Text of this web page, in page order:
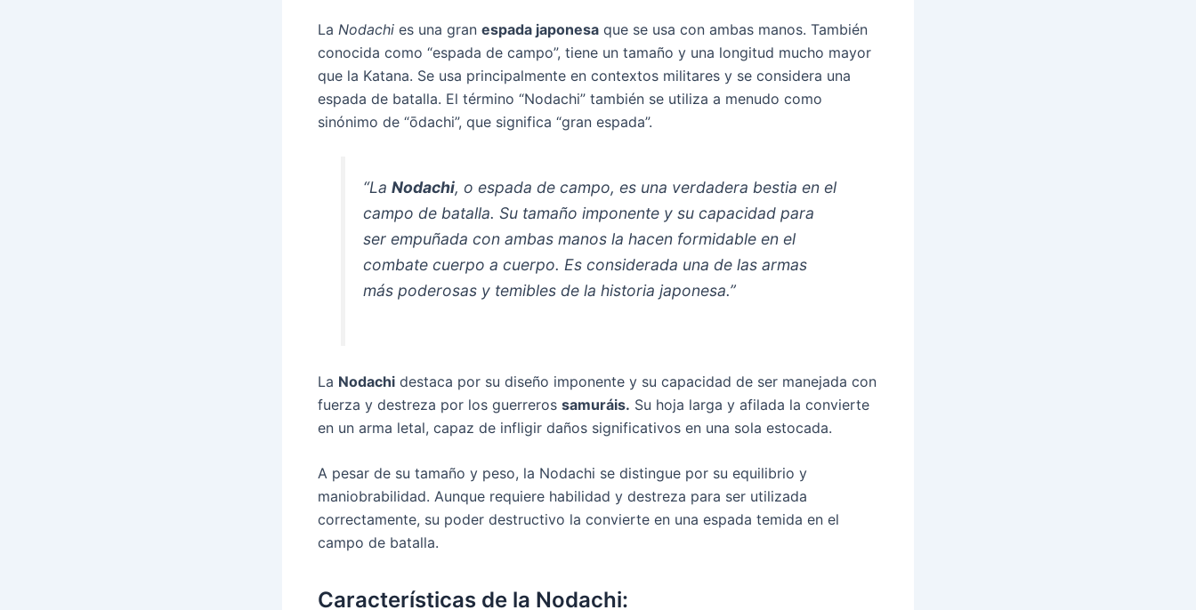
La Nodachi es una gran espada japonesa que se usa con ambas manos. También
conocida como “espada de campo”, tiene un tamaño y una longitud mucho mayor
que la Katana. Se usa principalmente en contextos militares y se considera una
espada de batalla. El término “Nodachi” también se utiliza a menudo como
sinónimo de “ōdachi”, que significa “gran espada”.
“LaNodachi, o espada de campo, es una verdadera bestia en el
campo de batalla. Su tamaño imponente y su capacidad para
ser empuñada con ambas manos la hacen formidable en el
combate cuerpo a cuerpo. Es considerada una de las armas
más poderosas y temibles de la historia japonesa.”
La Nodachi destaca por su diseño imponente y su capacidad de ser manejada con
fuerza y destreza por los guerreros samuráis. Su hoja larga y afilada la convierte
en un arma letal, capaz de infligir daños significativos en una sola estocada.
A pesar de su tamaño y peso, la Nodachi se distingue por su equilibrio y
maniobrabilidad. Aunque requiere habilidad y destreza para ser utilizada
correctamente, su poder destructivo la convierte en una espada temida en el
campo de batalla.
Características de la Nodachi: